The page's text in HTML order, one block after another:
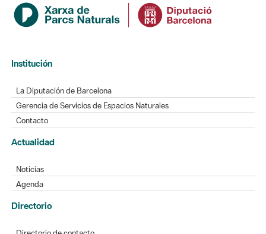
Institución
La Diputación de Barcelona
Gerencia de Servicios de Espacios Naturales
Contacto
Actualidad
Noticias
Agenda
Directorio